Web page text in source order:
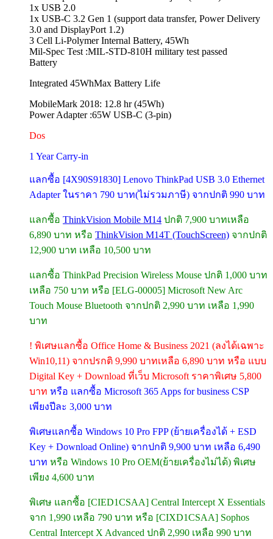
1x USB 2.0
1x USB-C 3.2 Gen 1 (support data transfer, Power Delivery
3.0 and DisplayPort 1.2)
3 Cell Li-Polymer Internal Battery, 45Wh
Mil-Spec Test :MIL-STD-810H military test passed
Battery
Integrated 45WhMax Battery Life
MobileMark 2018: 12.8 hr (45Wh)
Power Adapter :65W USB-C (3-pin)
Dos
1 Year Carry-in
แลกซื้อ [4X90S91830] Lenovo ThinkPad USB 3.0 Ethernet
Adapter ในราคา 790 บาท(ไม่รวมภาษี) จากปกติ 990 บาท
แลกซื้อ ThinkVision Mobile M14 ปกติ 7,900 บาทเหลือ
6,890 บาท หรือ ThinkVision M14T (TouchScreen) จากปกติ
12,900 บาท เหลือ 10,500 บาท
แลกซื้อ ThinkPad Precision Wireless Mouse ปกติ 1,000 บาท
เหลือ 750 บาท หรือ [ELG-00005] Microsoft New Arc
Touch Mouse Bluetooth จากปกติ 2,990 บาท เหลือ 1,990
บาท
! พิเศษแลกซื้อ Office Home & Business 2021 (ลงได้เฉพาะ
Win10,11) จากปรกติ 9,990 บาทเหลือ 6,890 บาท หรือ แบบ
Digital Key + Download ที่เว็บ Microsoft ราคาพิเศษ 5,800
บาท หรือ แลกซื้อ Microsoft 365 Apps for business CSP
เพียงปีละ 3,000 บาท
พิเศษแลกซื้อ Windows 10 Pro FPP (ย้ายเครื่องได้ + ESD
Key + Download Online) จากปกติ 9,900 บาท เหลือ 6,490
บาท หรือ Windows 10 Pro OEM(ย้ายเครื่องไม่ได้) พิเศษ
เพียง 4,600 บาท
พิเศษ แลกซื้อ [CIED1CSAA] Central Intercept X Essentials
จาก 1,990 เหลือ 790 บาท หรือ [CIXD1CSAA] Sophos
Central Intercept X Advanced ปกติ 2,990 เหลือ 990 บาท